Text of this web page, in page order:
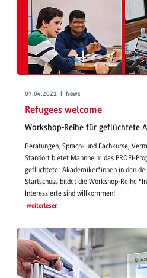
07.04.2021 | News
Refugees welcome
Workshop-Reihe für geflüchtete
Beratungen, Sprach- und Fachkurse,
Standort bietet Mannheim das PROFI-
geflüchteter Akademiker*innen in den
Startschuss bildet die Workshop-Reihe
Interessierte sind willkommen!
weiterlesen